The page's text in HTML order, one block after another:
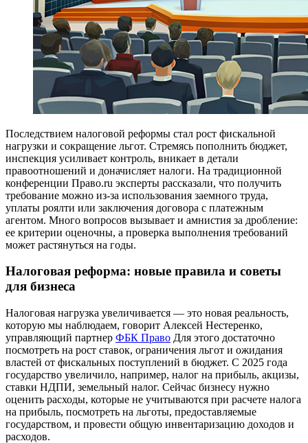
Последствием налоговой реформы стал рост фискальной
нагрузки и сокращение льгот. Стремясь пополнить бюджет,
инспекция усиливает контроль, вникает в детали
правоотношений и доначисляет налоги. На традиционной
конференции Право.ru эксперты рассказали, что получить
требование можно из-за использования заемного труда,
уплаты роялти или заключения договора с платежным
агентом. Много вопросов вызывает и амнистия за дробление:
ее критерии оценочны, а проверка выполнения требований
может растянуться на годы.
Налоговая реформа: новые правила и советы
для бизнеса
Налоговая нагрузка увеличивается — это новая реальность,
которую мы наблюдаем, говорит Алексей Нестеренко,
управляющий партнер ФБК Право Для этого достаточно
посмотреть на рост ставок, ограничения льгот и ожидания
властей от фискальных поступлений в бюджет. С 2025 года
государство увеличило, например, налог на прибыль, акцизы,
ставки НДПИ, земельный налог. Сейчас бизнесу нужно
оценить расходы, которые не учитываются при расчете налога
на прибыль, посмотреть на льготы, предоставляемые
государством, и провести общую инвентаризацию доходов и
расходов.